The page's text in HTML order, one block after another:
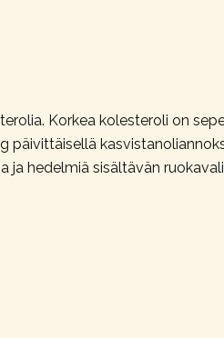
Korkea kolesteroli on
päivittäisellä
ja hedelmiä sisältävän